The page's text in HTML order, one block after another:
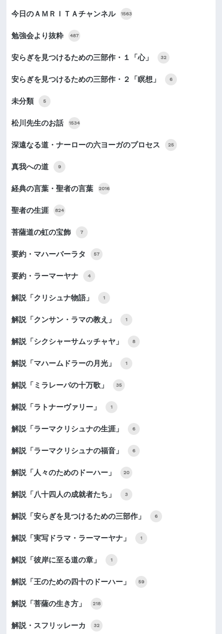
今日のＡＭＲＩＴＡチャンネル 1563
勉強会より抜粋 487
安らぎを見つけるための三部作・１「心」 32
安らぎを見つけるための三部作・２「瞑想」 6
未分類 5
松川先生のお話 1534
深遠なる道・ナーローの六ヨーガのプロセス 25
真我への道 9
経典の言葉・聖者の言葉 2016
聖者の生涯 824
菩薩道の虹の宝飾 7
要約・マハーバーラタ 57
要約・ラーマーヤナ 4
解説「クリシュナ物語」 1
解説「クンサン・ラマの教え」 1
解説「シクシャーサムッチャヤ」 8
解説「マハームドラーの月光」 1
解説「ミラレーパの十万歌」 35
解説「ラトナーヴァリー」 1
解説「ラーマクリシュナの生涯」 6
解説「ラーマクリシュナの福音」 6
解説「人々のためのドーハー」 20
解説「八十四人の成就者たち」 3
解説「安らぎを見つけるための三部作」 6
解説「実写ドラマ・ラーマーヤナ」 1
解説「彼岸に至る道の章」 1
解説「王のための四十のドーハー」 59
解説「菩薩の生き方」 218
解説・スフリッレーカ 32